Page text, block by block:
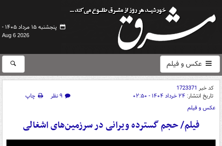
پنجشنبه ۱۵ مرداد ۱۴۰۵ -
Aug 6 2026
عکس و فیلم
کد خبر 1723371
تاریخ انتشار: ۲۴ خرداد ۱۴۰۴ - ۰۲:۵۰ ۹ نظر
چاپ
عکس و فیلم
فیلم/ حجم گسترده ویرانی در سرزمین‌های اشغالی